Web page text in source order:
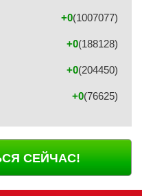
(1007077)
+0
(188128)
+0
(204450)
+0
(76625)
+0
СЕЙЧАС!